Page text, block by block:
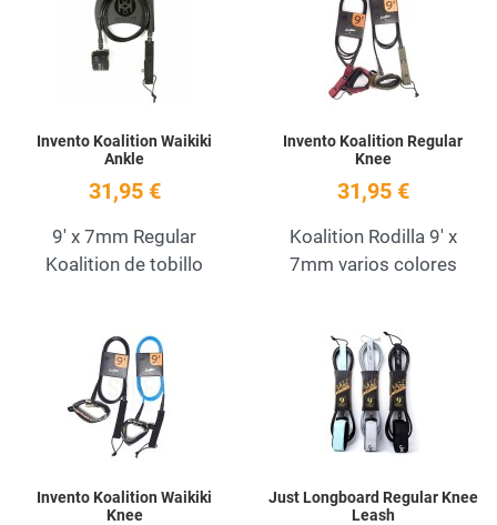
Invento Koalition Waikiki
Ankle
31,95 €
9' x 7mm Regular
Koalition de tobillo
Invento Koalition Regular
Knee
31,95 €
Koalition Rodilla 9' x
7mm varios colores
Add to Wishlist
Invento Koalition Waikiki
Knee
Just Longboard Regular Knee
Leash